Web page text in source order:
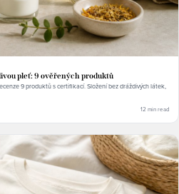
pleť: 9 ověřených produktů
9 produktů s certifikací. Složení bez dráždivých látek,
12 min read